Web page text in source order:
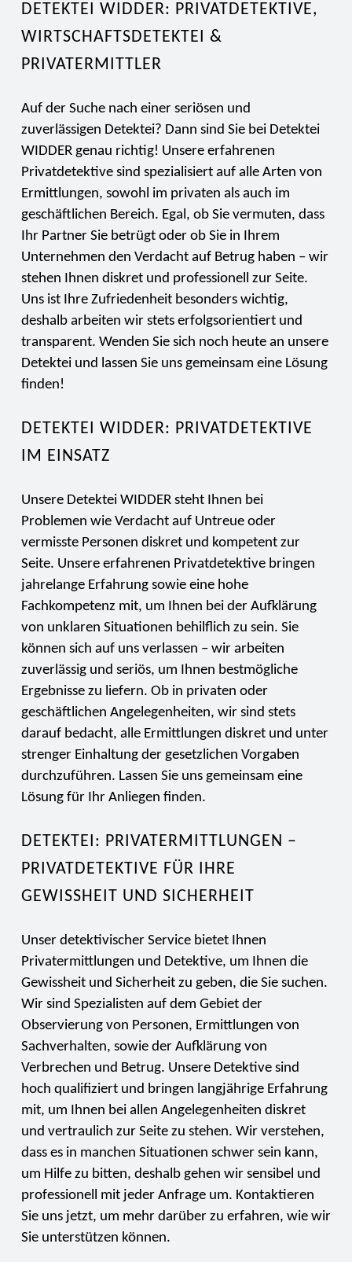
DETEKTEI WIDDER: PRIVATDETEKTIVE,
WIRTSCHAFTSDETEKTEI &
PRIVATERMITTLER
Auf der Suche nach einer seriösen und
zuverlässigen Detektei? Dann sind Sie bei Detektei
WIDDER genau richtig! Unsere erfahrenen
Privatdetektive sind spezialisiert auf alle Arten von
Ermittlungen, sowohl im privaten als auch im
geschäftlichen Bereich. Egal, ob Sie vermuten, dass
Ihr Partner Sie betrügt oder ob Sie in Ihrem
Unternehmen den Verdacht auf Betrug haben – wir
stehen Ihnen diskret und professionell zur Seite.
Uns ist Ihre Zufriedenheit besonders wichtig,
deshalb arbeiten wir stets erfolgsorientiert und
transparent. Wenden Sie sich noch heute an unsere
Detektei und lassen Sie uns gemeinsam eine Lösung
finden!
DETEKTEI WIDDER: PRIVATDETEKTIVE
IM EINSATZ
Unsere Detektei WIDDER steht Ihnen bei
Problemen wie Verdacht auf Untreue oder
vermisste Personen diskret und kompetent zur
Seite. Unsere erfahrenen Privatdetektive bringen
jahrelange Erfahrung sowie eine hohe
Fachkompetenz mit, um Ihnen bei der Aufklärung
von unklaren Situationen behilflich zu sein. Sie
können sich auf uns verlassen – wir arbeiten
zuverlässig und seriös, um Ihnen bestmögliche
Ergebnisse zu liefern. Ob in privaten oder
geschäftlichen Angelegenheiten, wir sind stets
darauf bedacht, alle Ermittlungen diskret und unter
strenger Einhaltung der gesetzlichen Vorgaben
durchzuführen. Lassen Sie uns gemeinsam eine
Lösung für Ihr Anliegen finden.
DETEKTEI: PRIVATERMITTLUNGEN –
PRIVATDETEKTIVE FÜR IHRE
GEWISSHEIT UND SICHERHEIT
Unser detektivischer Service bietet Ihnen
Privatermittlungen und Detektive, um Ihnen die
Gewissheit und Sicherheit zu geben, die Sie suchen.
Wir sind Spezialisten auf dem Gebiet der
Observierung von Personen, Ermittlungen von
Sachverhalten, sowie der Aufklärung von
Verbrechen und Betrug. Unsere Detektive sind
hoch qualifiziert und bringen langjährige Erfahrung
mit, um Ihnen bei allen Angelegenheiten diskret
und vertraulich zur Seite zu stehen. Wir verstehen,
dass es in manchen Situationen schwer sein kann,
um Hilfe zu bitten, deshalb gehen wir sensibel und
professionell mit jeder Anfrage um. Kontaktieren
Sie uns jetzt, um mehr darüber zu erfahren, wie wir
Sie unterstützen können.